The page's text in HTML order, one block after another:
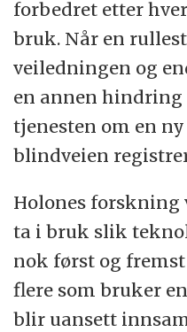
forbedret etter
bruk. Når en
veiledningen og
en annen
tjenesten om en
blindveien
Holones forskning
ta i bruk slik
nok først og fremst
flere som bruker
blir uansett